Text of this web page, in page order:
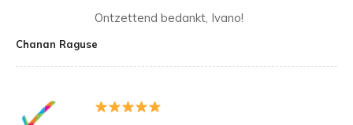
Ontzettend bedankt, Ivano!
Chanan Raguse